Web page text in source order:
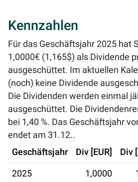
Kennzahlen
Für das Geschäftsjahr 2025 hat
1,0000€ (1,165$) als Dividende
ausgeschüttet. Im aktuellen
(noch) keine Dividende
Die Dividenden werden einmal
ausgeschüttet. Die
bei 1,40 %. Das Geschäftsjahr
endet am 31.12..
Geschäftsjahr
Div [EUR] Div
2025 1,0000